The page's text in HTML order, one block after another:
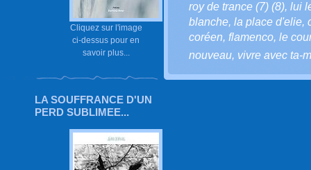
Cliquez sur l'image
ci-dessus pour en
savoir plus...
LA SOUFFRANCE D'UN
PERD SUBLIMEE...
roy de trance (7) (8), lui
blanche, la place d'elie,
coréen, flamenco, le
nouveau, vivre avec ta-